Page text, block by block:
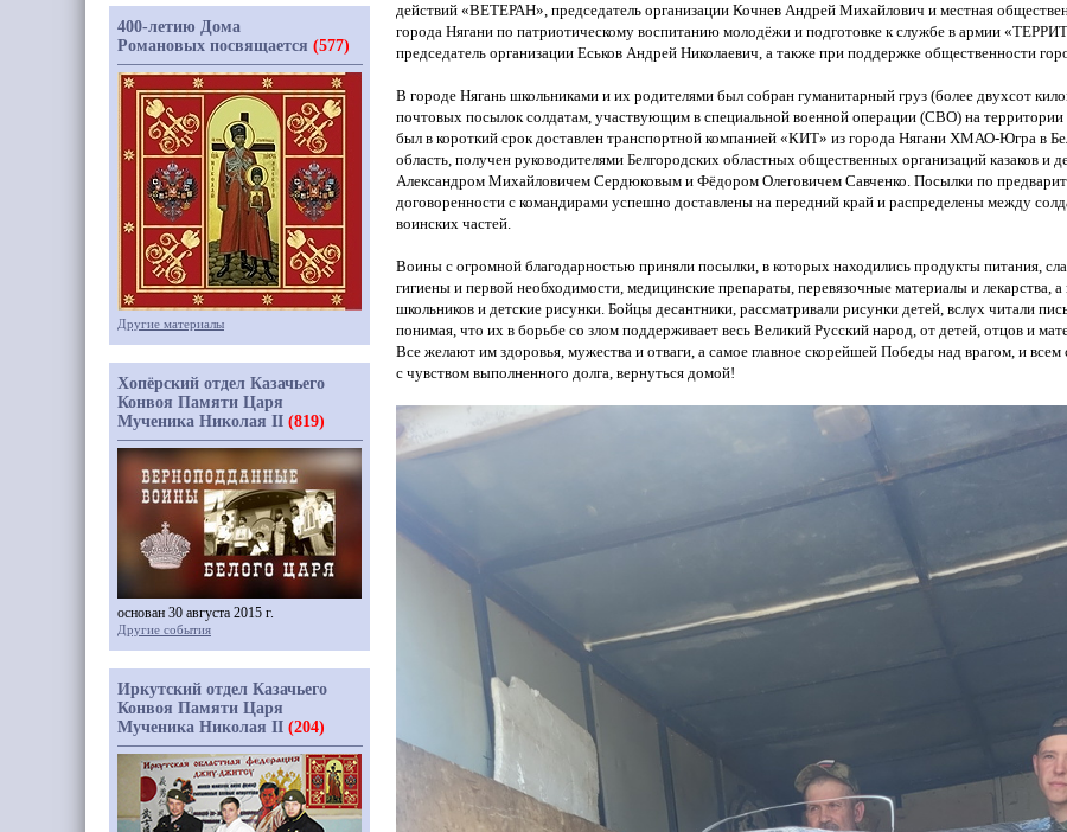
действий «ВЕТЕРАН», председатель организации Кочнев Андрей Михайлович и местная
города Нягани по патриотическому воспитанию молодёжи и подготовке к службе в армии
председатель организации Еськов Андрей Николаевич, а также при поддержке общественности
В городе Нягань школьниками и их родителями был собран гуманитарный груз (более двухсот
почтовых посылок солдатам, участвующим в специальной военной операции (СВО) на
был в короткий срок доставлен транспортной компанией «КИТ» из города Нягани ХМАО-Югра в
область, получен руководителями Белгородских областных общественных организаций казаков и
Александром Михайловичем Сердюковым и Фёдором Олеговичем Савченко. Посылки по
договоренности с командирами успешно доставлены на передний край и распределены между
воинских частей.
Воины с огромной благодарностью приняли посылки, в которых находились продукты питания,
гигиены и первой необходимости, медицинские препараты, перевязочные материалы и лекарства, а
школьников и детские рисунки. Бойцы десантники, рассматривали рисунки детей, вслух читали
понимая, что их в борьбе со злом поддерживает весь Великий Русский народ, от детей, отцов и
Все желают им здоровья, мужества и отваги, а самое главное скорейшей Победы над врагом, и
с чувством выполненного долга, вернуться домой!
400-летию Дома
Романовых посвящается (577)
Другие материалы
Хопёрский отдел Казачьего
Конвоя Памяти Царя
Мученика Николая II (819)
основан 30 августа 2015 г.
Другие события
Иркутский отдел Казачьего
Конвоя Памяти Царя
Мученика Николая II (204)